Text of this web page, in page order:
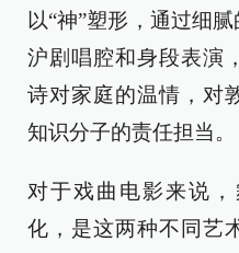
以“神”塑形，通过细
沪剧唱腔和身段表演
诗对家庭的温情，对
知识分子的责任担当。
对于戏曲电影来说
化，是这两种不同艺